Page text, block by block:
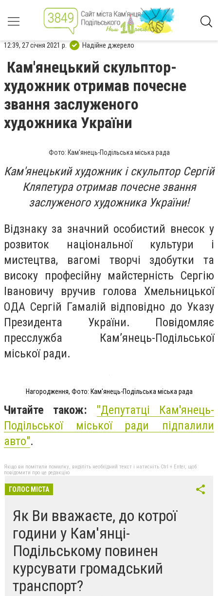
12:39, 27 січня 2021 р. Надійне джерело
Кам'янецький скульптор-
художник отримав почесне
звання заслуженого
художника України
Фото: Кам'янець-Подільська міська рада
Кам'янецький художник і скульптор Сергій
Кляпетура отримав почесне звання
заслуженого художника України!
Відзнаку за значний особистий внесок у
розвиток національної культури і
мистецтва, вагомі творчі здобутки та
високу професійну майстерність Сергію
Івановичу вручив голова Хмельницької
ОДА Сергій Гамалій відповідно до Указу
Президента України. Повідомляє
пресслужба Кам’янець-Подільської
міської ради.
Нагородження, Фото: Кам'янець-Подільська міська рада
Читайте також: "Депутатці Кам'янець-
Подільської міської ради підпалили
авто".
Якщо ви помітили помилку, виділіть необхідний текст і натисніть Ctrl + Enter, щоб
повідомити про це редакцію
ГОЛОС МІСТА
Як Ви вважаєте, до котрої
години у Кам'янці-
Подільському повинен
курсувати громадський
транспорт?